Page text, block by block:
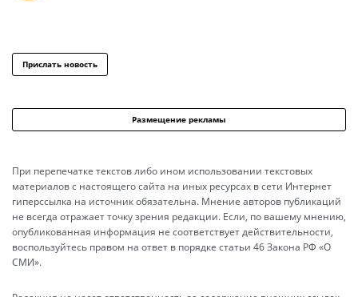
Прислать новость
Размещение рекламы
При перепечатке текстов либо ином использовании текстовых
материалов с настоящего сайта на иных ресурсах в сети Интернет
гиперссылка на источник обязательна. Мнение авторов публикаций
не всегда отражает точку зрения редакции. Если, по вашему мнению,
опубликованная информация не соответствует действительности,
воспользуйтесь правом на ответ в порядке статьи 46 Закона РФ «О
СМИ».